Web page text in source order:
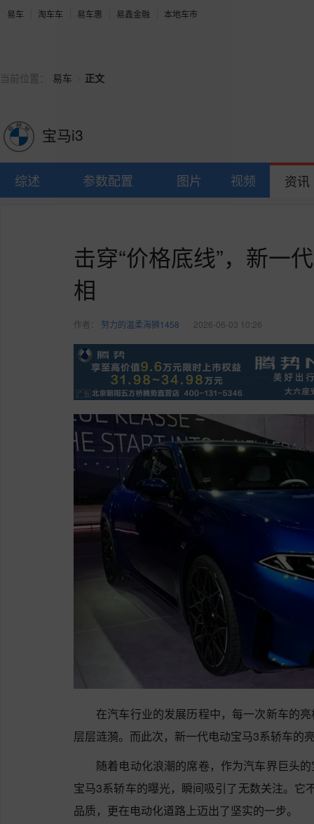
易车 淘车车 易车惠 易鑫金融 本地车市
当前位置： 易车 正文
宝马i3
综述 参数配置 图片 视频 资讯
击穿“价格底线”，新一
相
作者： 努力的温柔海狮1458 2026-06-03 10:26
在汽车行业的发展历程中，每一次新车的
层层涟漪。而此次，新一代电动宝马3系轿车的
随着电动化浪潮的席卷，作为汽车界巨头
宝马3系轿车的曝光，瞬间吸引了无数关注。它
品质，更在电动化道路上迈出了坚实的一步。